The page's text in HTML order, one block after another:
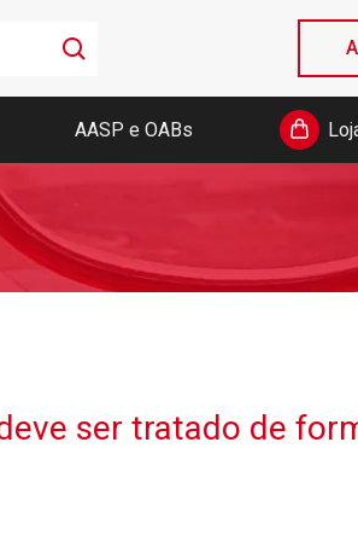
AASP
de Códigos de Bolso
da AASP
AASP e OABs
ser tratado de